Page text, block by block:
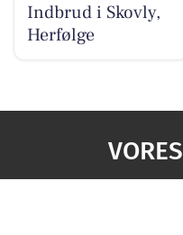
Indbrud i Skovly,
Herfølge
VORES